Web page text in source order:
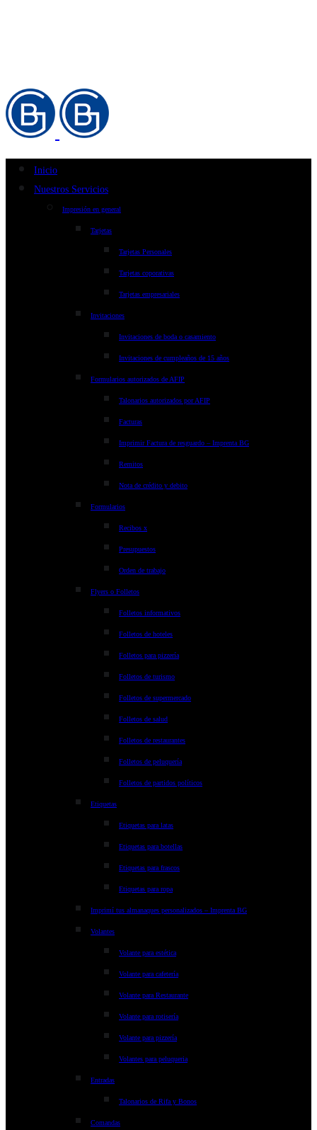
Inicio
Nuestros Servicios
Impresión en general
Tarjetas
Tarjetas Personales
Tarjetas coporativas
Tarjetas empresariales
Invitaciones
Invitaciones de boda o casamiento
Invitaciones de cumpleaños de 15 años
Formularios autorizados de AFIP
Talonarios autorizados por AFIP
Facturas
Imprimir Factura de resguardo – Imprenta BG
Remitos
Nota de crédito y debito
Formularios
Recibos x
Presupuestos
Orden de trabajo
Flyers o Folletos
Folletos informativos
Folletos de hoteles
Folletos para pizzería
Folletos de turismo
Folletos de supermercado
Folletos de salud
Folletos de restaurantes
Folletos de peluquería
Folletos de partidos políticos
Etiquetas
Etiquetas para latas
Etiquetas para botellas
Etiquetas para frascos
Etiquetas para ropa
Imprimí tus almanaques personalizados – Imprenta BG
Volantes
Volante para estética
Volante para cafetería
Volante para Restaurante
Volante para rotisería
Volante para pizzería
Volantes para peluqueria
Entradas
Talonarios de Rifa y Bonos
Comandas